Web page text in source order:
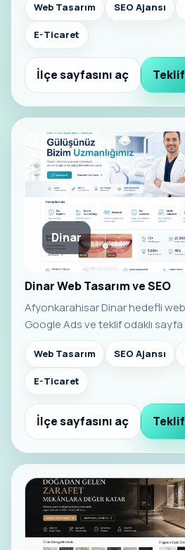
Web Tasarım SEO Ajansı
E-Ticaret
İlçe sayfasını aç
Dinar
Dinar Web Tasarım ve SEO
Afyonkarahisar Dinar hedefli web
Google Ads ve teklif odaklı sayfa
Web Tasarım SEO Ajansı
E-Ticaret
İlçe sayfasını aç